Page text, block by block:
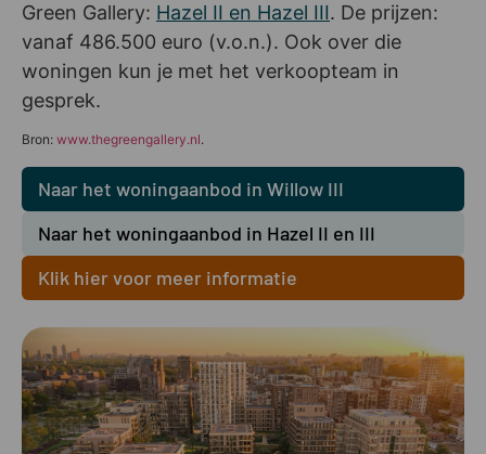
Green Gallery: Hazel II en Hazel III. De prijzen:
vanaf 486.500 euro (v.o.n.). Ook over die
woningen kun je met het verkoopteam in
gesprek.
Bron: www.thegreengallery.nl.
Naar het woningaanbod in Willow III
Naar het woningaanbod in Hazel II en III
Klik hier voor meer informatie